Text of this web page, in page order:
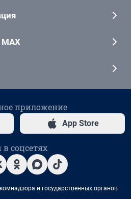
приложение
App Store
соцсетях
и государственных органов